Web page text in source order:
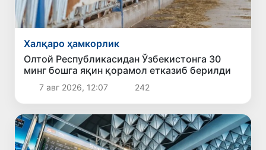
Халқаро ҳамкорлик
Олтой Республикасидан Ўзбекистонга 30
минг бошга яқин қорамол етказиб берилди
7 авг 2026, 12:07 242